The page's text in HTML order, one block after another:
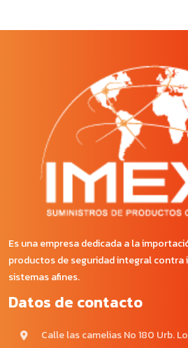
Es una empresa dedicada a la
productos de seguridad integral contra
sistemas afines.
Datos de contacto
Calle las camelias No 180 Urb.